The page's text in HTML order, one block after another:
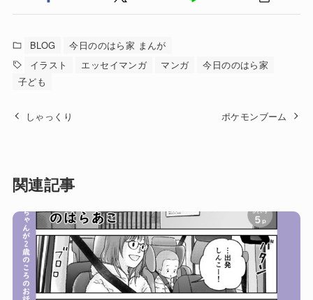
BLOG
今日ののはら家 まんが
イラスト
エッセイマンガ マンガ
今日ののはら家
子ども
しゃっくり ポケモンブーム
関連記事